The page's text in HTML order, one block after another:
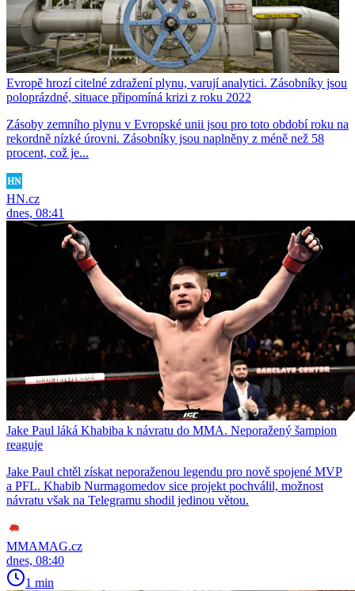
Evropě hrozí citelné zdražení plynu, varují analytici. Zásobníky jsou
poloprázdné, situace připomíná krizi z roku 2022
Zásoby zemního plynu v Evropské unii jsou pro toto období roku na
rekordně nízké úrovni. Zásobníky jsou naplněny z méně než 58
procent, což je...
HN.cz
dnes, 08:41
Jake Paul láká Khabiba k návratu do MMA. Neporažený šampion
reaguje
Jake Paul chtěl získat neporaženou legendu pro nově spojené MVP
a PFL. Khabib Nurmagomedov sice projekt pochválil, možnost
návratu však na Telegramu shodil jedinou větou.
MMAMAG.cz
dnes, 08:40
1 min